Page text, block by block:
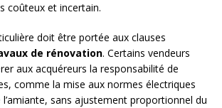
coûteux et incertain.
doit être portée aux clauses
de rénovation. Certains vendeurs
aux acquéreurs la responsabilité de
comme la mise aux normes électriques
l’amiante, sans ajustement proportionnel du